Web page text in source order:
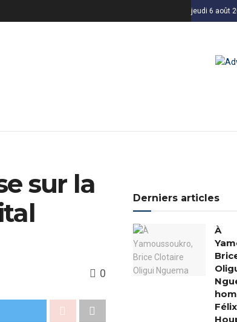
jeudi 6 août
sur la
0
Derniers articles
À
Félix